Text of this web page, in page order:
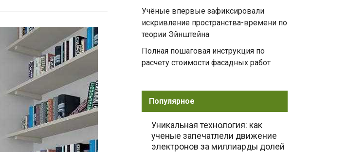
Учёные впервые зафиксировали
искривление пространства-времени по
теории Эйнштейна
Полная пошаговая инструкция по
расчету стоимости фасадных работ
Популярное
Уникальная технология: как
ученые запечатлели движение
электронов за миллиарды долей